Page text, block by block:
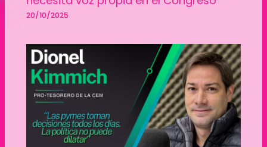
20/10/2025